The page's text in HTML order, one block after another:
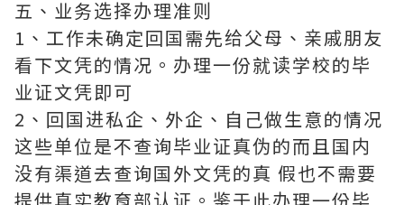
五、业务选择办理准则
1、工作未确定回国需先给父母、亲戚朋友
看下文凭的情况。办理一份就读学校的毕
业证文凭即可
2、回国进私企、外企、自己做生意的情况
这些单位是不查询毕业证真伪的而且国内
没有渠道去查询国外文凭的真 假也不需要